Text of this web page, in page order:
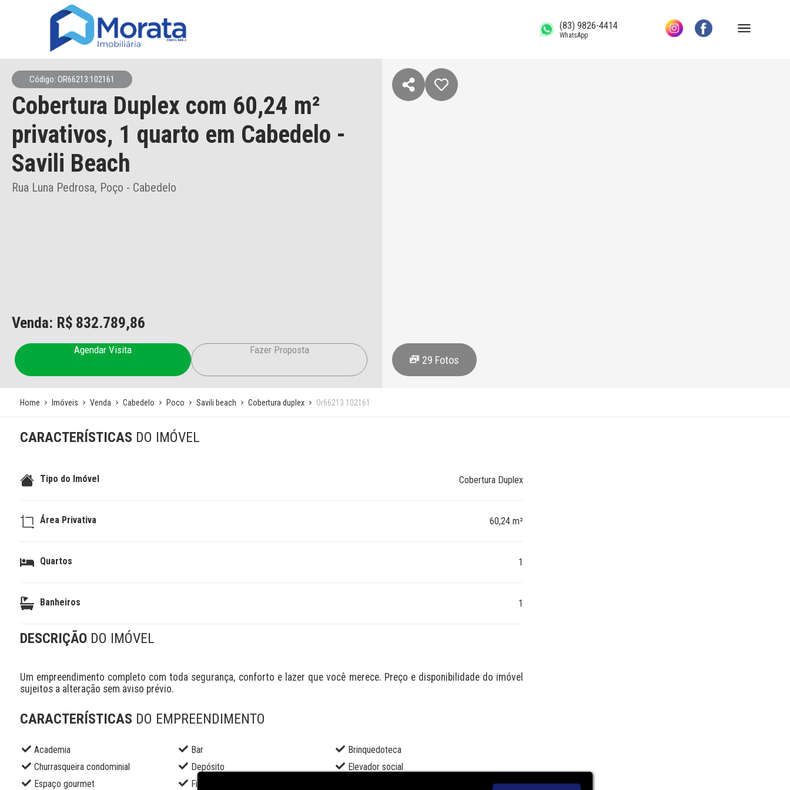
(83) 9826-4414
WhatsApp
Código: OR66213:102161
Cobertura Duplex com 60,24 m²
privativos, 1 quarto em Cabedelo -
Savili Beach
Rua Luna Pedrosa, Poço - Cabedelo
Venda: R$ 832.789,86
Agendar Visita Fazer Proposta
29 Fotos
Home Imóveis Venda Cabedelo Poco Savili beach Cobertura duplex Or66213 102161
CARACTERÍSTICAS DO IMÓVEL
Tipo do Imóvel Cobertura Duplex
Área Privativa 60,24 m²
Quartos 1
Banheiros 1
DESCRIÇÃO DO IMÓVEL
Um empreendimento completo com toda segurança, conforto e lazer que você merece. Preço e disponibilidade do imóvel
sujeitos a alteração sem aviso prévio.
CARACTERÍSTICAS DO EMPREENDIMENTO
Academia Bar
Brinquedoteca
Churrasqueira condominial
Depósito
Elevador social
Espaço gourmet
Fire place